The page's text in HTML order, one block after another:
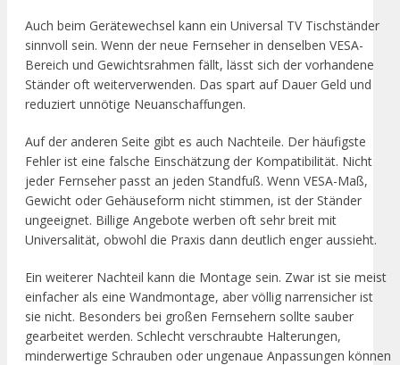
Auch beim Gerätewechsel kann ein Universal TV Tischständer
sinnvoll sein. Wenn der neue Fernseher in denselben VESA-
Bereich und Gewichtsrahmen fällt, lässt sich der vorhandene
Ständer oft weiterverwenden. Das spart auf Dauer Geld und
reduziert unnötige Neuanschaffungen.
Auf der anderen Seite gibt es auch Nachteile. Der häufigste
Fehler ist eine falsche Einschätzung der Kompatibilität. Nicht
jeder Fernseher passt an jeden Standfuß. Wenn VESA-Maß,
Gewicht oder Gehäuseform nicht stimmen, ist der Ständer
ungeeignet. Billige Angebote werben oft sehr breit mit
Universalität, obwohl die Praxis dann deutlich enger aussieht.
Ein weiterer Nachteil kann die Montage sein. Zwar ist sie meist
einfacher als eine Wandmontage, aber völlig narrensicher ist
sie nicht. Besonders bei großen Fernsehern sollte sauber
gearbeitet werden. Schlecht verschraubte Halterungen,
minderwertige Schrauben oder ungenaue Anpassungen können